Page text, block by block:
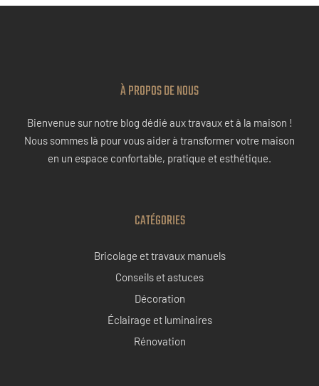
À PROPOS DE NOUS
Bienvenue sur notre blog dédié aux travaux et à la maison !
Nous sommes là pour vous aider à transformer votre maison
en un espace confortable, pratique et esthétique.
CATÉGORIES
Bricolage et travaux manuels
Conseils et astuces
Décoration
Éclairage et luminaires
Rénovation